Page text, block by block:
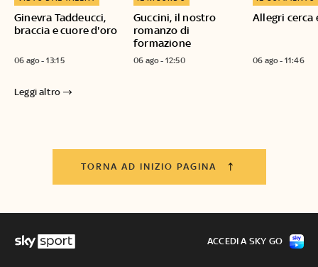
Ginevra Taddeucci,
braccia e cuore d'oro
06 ago - 13:15
Guccini, il nostro
romanzo di
formazione
06 ago - 12:50
Allegri
06 ago - 11:46
Leggi altro
TORNA AD INIZIO PAGINA
ACCEDI A SKY GO